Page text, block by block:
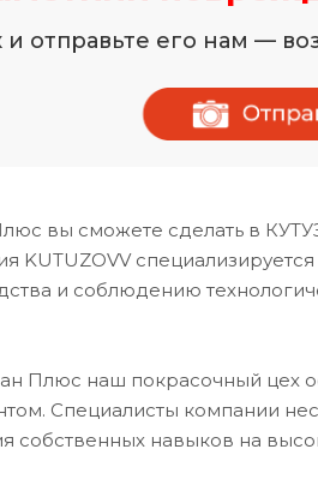
и отправьте его нам —
вы сможете сделать в
KUTUZOVV
и соблюдению
Плюс наш покрасочный
Специалисты компании
собственных навыков на